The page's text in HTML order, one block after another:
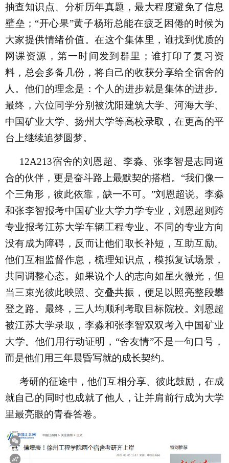
抽查知识点、分析历年真题，最大程度避免了信息
壁垒；“开心果”黄子杨珩总能在疲乏困倦的时候为
大家提供情绪价值。在这个集体里，谁找到优质的
网课资源，第一时间发到群里；谁打印了复习资
料，总会多备几份，将自己的收获分享给全宿舍的
人。他们的理念是：个人的进步就是集体的进步。
最终，六位同学分别被沈阳建筑大学、河海大学、
中国矿业大学、扬州大学等高校录取，在更高的平
台上继续追梦圆梦。
12A213宿舍的刘恩超、李淼、张李智是志同道
合的伙伴，更是奋斗路上最默契的搭档。“我们像一
个三角形，彼此依靠，缺一不可。”刘恩超说。李淼
和张李智报考中国矿业大学力学专业，刘恩超则跨
专业报考江苏大学车辆工程专业。不同的专业方向
没有成为障碍，反而让他们取长补短，互助互励。
他们互相监督作息，梳理知识点，模拟复试场景，
共同调整心态。如果说个人的志向如星火微光，但
当三束光彼此映照、交叠共振，便足以照亮整段攀
登之路。最终，三人均顺利考取目标院校。刘恩超
被江苏大学录取，李淼和张李智双双考入中国矿业
大学。他们用行动证明，“舍友情”不是一句口号，
而是他们用三年晨昏写就的成长契约。
考研的征途中，他们互相分享、彼此鼓励，在成
就自己的同时也成就了他人，让并肩前行成为大学
里最亮眼的青春答卷。